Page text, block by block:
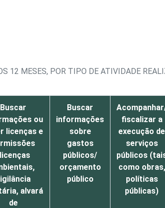
12 MESES, POR TIPO DE ATIVIDADE
Buscar
ou
licenças e
alvará
de
Buscar
informações
sobre
gastos
públicos/
orçamento
público
fiscalizar a
execução de
serviços
públicos
como obras,
políticas
públicas)